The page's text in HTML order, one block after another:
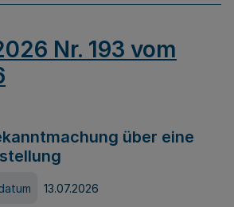
Nr. 193 vom
über eine
13.07.2026